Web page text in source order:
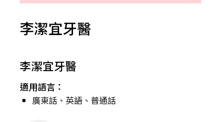
李潔宜牙醫
李潔宜牙醫
適用語言：
廣東話、英語、普通話